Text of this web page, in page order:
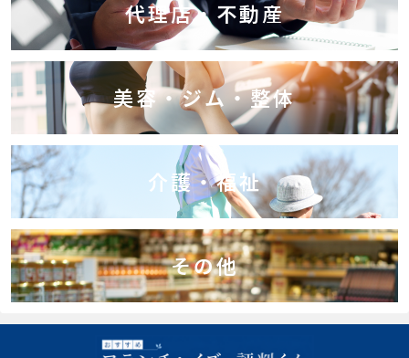
代理店・不動産
美容・ジム・整体
介護・福祉
その他